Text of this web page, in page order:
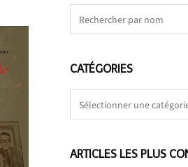
CATÉGORIES
ARTICLES LES PLUS